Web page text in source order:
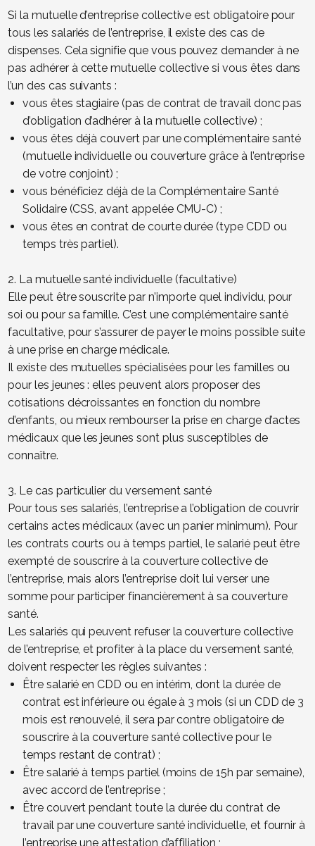
Si la mutuelle d’entreprise collective est obligatoire pour
tous les salariés de l’entreprise, il existe des cas de
dispenses. Cela signifie que vous pouvez demander à ne
pas adhérer à cette mutuelle collective si vous êtes dans
l’un des cas suivants :
vous êtes stagiaire (pas de contrat de travail donc pas
d’obligation d’adhérer à la mutuelle collective) ;
vous êtes déjà couvert par une complémentaire santé
(mutuelle individuelle ou couverture grâce à l’entreprise
de votre conjoint) ;
vous bénéficiez déjà de la Complémentaire Santé
Solidaire (CSS, avant appelée CMU-C) ;
vous êtes en contrat de courte durée (type CDD ou
temps très partiel).
2. La mutuelle santé individuelle (facultative)
Elle peut être souscrite par n’importe quel individu, pour
soi ou pour sa famille. C’est une complémentaire santé
facultative, pour s’assurer de payer le moins possible suite
à une prise en charge médicale.
Il existe des mutuelles spécialisées pour les familles ou
pour les jeunes : elles peuvent alors proposer des
cotisations décroissantes en fonction du nombre
d’enfants, ou mieux rembourser la prise en charge d’actes
médicaux que les jeunes sont plus susceptibles de
connaître.
3. Le cas particulier du versement santé
Pour tous ses salariés, l’entreprise a l’obligation de couvrir
certains actes médicaux (avec un panier minimum). Pour
les contrats courts ou à temps partiel, le salarié peut être
exempté de souscrire à la couverture collective de
l’entreprise, mais alors l’entreprise doit lui verser une
somme pour participer financièrement à sa couverture
santé.
Les salariés qui peuvent refuser la couverture collective
de l’entreprise, et profiter à la place du versement santé,
doivent respecter les règles suivantes :
Être salarié en CDD ou en intérim, dont la durée de
contrat est inférieure ou égale à 3 mois (si un CDD de 3
mois est renouvelé, il sera par contre obligatoire de
souscrire à la couverture santé collective pour le
temps restant de contrat) ;
Être salarié à temps partiel (moins de 15h par semaine),
avec accord de l’entreprise ;
Être couvert pendant toute la durée du contrat de
travail par une couverture santé individuelle, et fournir à
l’entreprise une attestation d’affiliation ;